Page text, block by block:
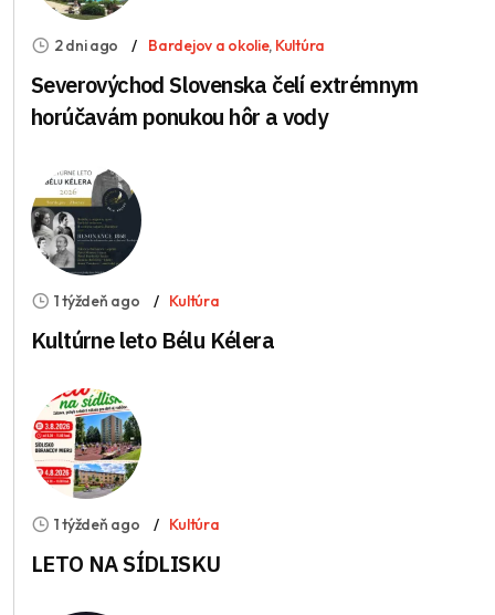
2 dni ago Bardejov a okolie, Kultúra
Severovýchod Slovenska čelí extrémnym
horúčavám ponukou hôr a vody
1 týždeň ago Kultúra
Kultúrne leto Bélu Kélera
1 týždeň ago Kultúra
LETO NA SÍDLISKU